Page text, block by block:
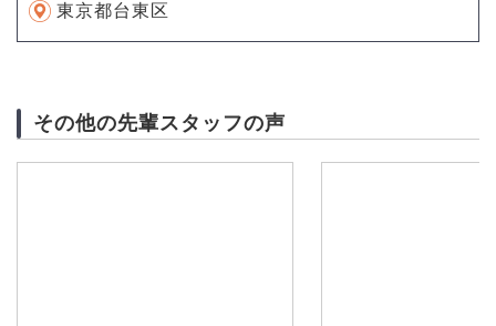
東京都台東区
その他の先輩スタッフの声